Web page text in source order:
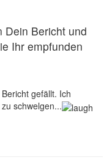
Dein Bericht und
Ihr empfunden
gefällt. Ich
schwelgen...